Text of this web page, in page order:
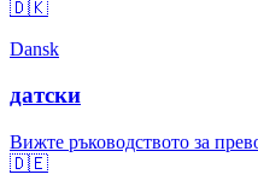
🇩🇰
Dansk
датски
Вижте ръководството за
🇩🇪